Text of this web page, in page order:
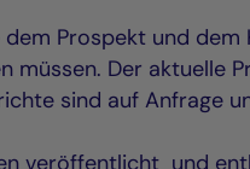
Prospekt und dem
müssen. Der aktuelle
sind auf Anfrage
veröffentlicht und